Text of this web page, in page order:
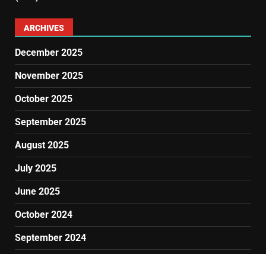
ARCHIVES
December 2025
November 2025
October 2025
September 2025
August 2025
July 2025
June 2025
October 2024
September 2024